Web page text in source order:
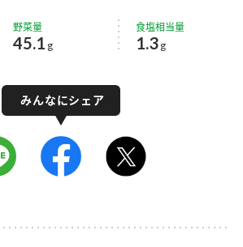
野菜量
45.1 g
食塩相当量
1.3 g